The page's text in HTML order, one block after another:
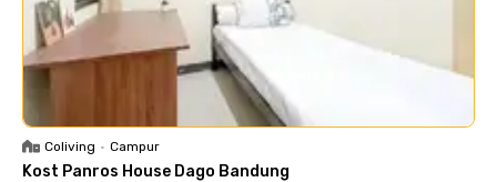
Coliving • Campur
Kost Panros House Dago Bandung